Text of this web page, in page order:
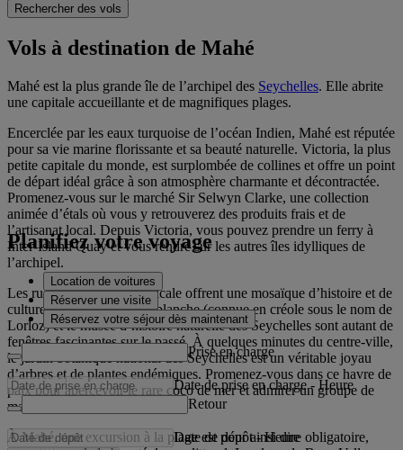
Rechercher des vols
Vols à destination de Mahé
Mahé est la plus grande île de l’archipel des Seychelles. Elle abrite
une capitale accueillante et de magnifiques plages.
Encerclée par les eaux turquoise de l’océan Indien, Mahé est réputée
pour sa vie marine florissante et sa beauté naturelle. Victoria, la plus
petite capitale du monde, est surplombée de collines et offre un point
de départ idéal grâce à son atmosphère charmante et décontractée.
Promenez-vous sur le marché Sir Selwyn Clarke, une collection
animée d’étals où vous y retrouverez des produits frais et de
l’artisanat local. Depuis Victoria, vous pouvez prendre un ferry à
Inter-Island Quay et vous rendre sur les autres îles idylliques de
l’archipel.
Les rues de cette ville tropicale offrent une mosaïque d’histoire et de
culture. Sa tour d’horloge blanche (connue en créole sous le nom de
Lorloz) et le musée d’histoire naturelle des Seychelles sont autant de
fenêtres fascinantes sur le passé. À quelques minutes du centre-ville,
le jardin botanique national des Seychelles est un véritable joyau
d’arbres et de plantes endémiques. Promenez-vous dans ce havre de
paix pour apercevoir le rare coco de mer et admirer un groupe de
majestueuses tortues géantes.
À Mahé, une excursion à la plage est pour ainsi dire obligatoire,
Planifiez votre voyage
Location de voitures
Réserver une visite
Réservez votre séjour dès maintenant
Prise en charge
Date de prise en charge - Heure
Retour
Date de dépôt - Heure